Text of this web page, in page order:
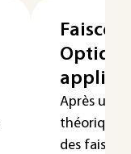
Après une
théorique
des